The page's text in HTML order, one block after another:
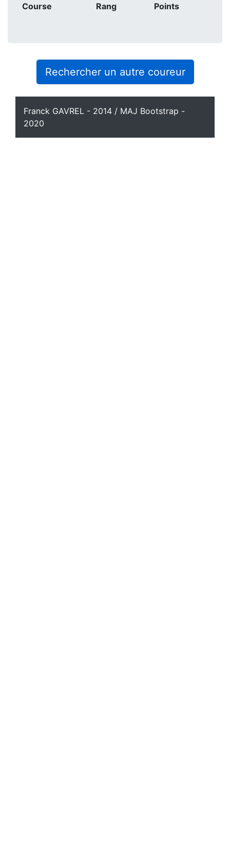
Course Rang Points
Rechercher un autre coureur
Franck GAVREL - 2014 / MAJ Bootstrap -
2020